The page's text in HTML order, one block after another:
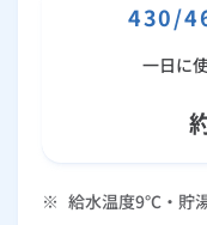
430/
一日に
※ 給水温度9℃・貯